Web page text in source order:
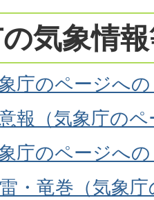
気象情
庁のページへ
報（気象庁の
庁のページへ
・竜巻（気象